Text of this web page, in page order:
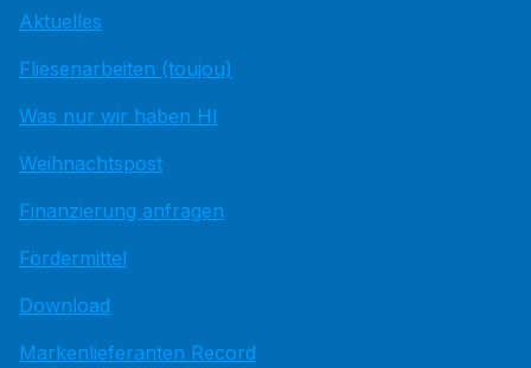
Aktuelles
Fliesenarbeiten (toujou)
Was nur wir haben HI
Weihnachtspost
Finanzierung anfragen
Fördermittel
Download
Markenlieferanten Record